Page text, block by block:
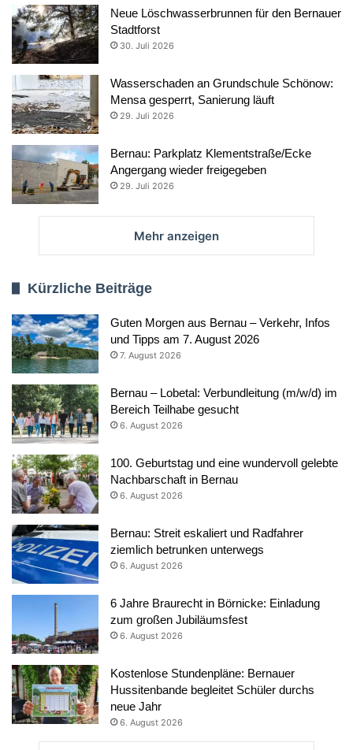
Neue Löschwasserbrunnen für den Bernauer
Stadtforst
30. Juli 2026
Wasserschaden an Grundschule Schönow:
Mensa gesperrt, Sanierung läuft
29. Juli 2026
Bernau: Parkplatz Klementstraße/Ecke
Angergang wieder freigegeben
29. Juli 2026
Mehr anzeigen
Kürzliche Beiträge
Guten Morgen aus Bernau – Verkehr, Infos
und Tipps am 7. August 2026
7. August 2026
Bernau – Lobetal: Verbundleitung (m/w/d) im
Bereich Teilhabe gesucht
6. August 2026
100. Geburtstag und eine wundervoll gelebte
Nachbarschaft in Bernau
6. August 2026
Bernau: Streit eskaliert und Radfahrer
ziemlich betrunken unterwegs
6. August 2026
6 Jahre Braurecht in Börnicke: Einladung
zum großen Jubiläumsfest
6. August 2026
Kostenlose Stundenpläne: Bernauer
Hussitenbande begleitet Schüler durchs
neue Jahr
6. August 2026